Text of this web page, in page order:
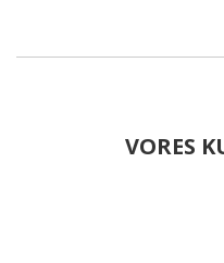
VORES